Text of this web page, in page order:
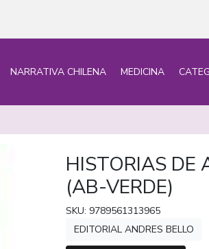
NARRATIVA CHILENA MEDICINA
HISTORIAS DE
(AB-VERDE)
SKU: 9789561313965
EDITORIAL ANDRES BELLO